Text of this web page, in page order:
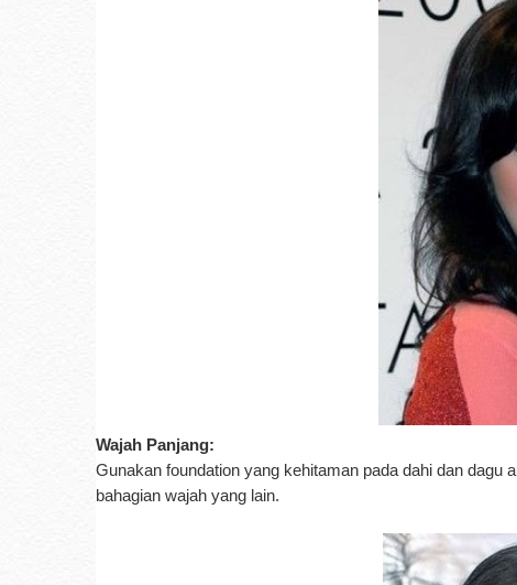
Wajah Panjang:
Gunakan foundation yang kehitaman pada dahi dan dagu
bahagian wajah yang lain.